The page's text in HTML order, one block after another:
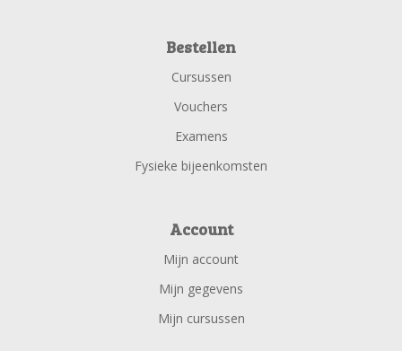
Bestellen
Cursussen
Vouchers
Examens
Fysieke bijeenkomsten
Account
Mijn account
Mijn gegevens
Mijn cursussen